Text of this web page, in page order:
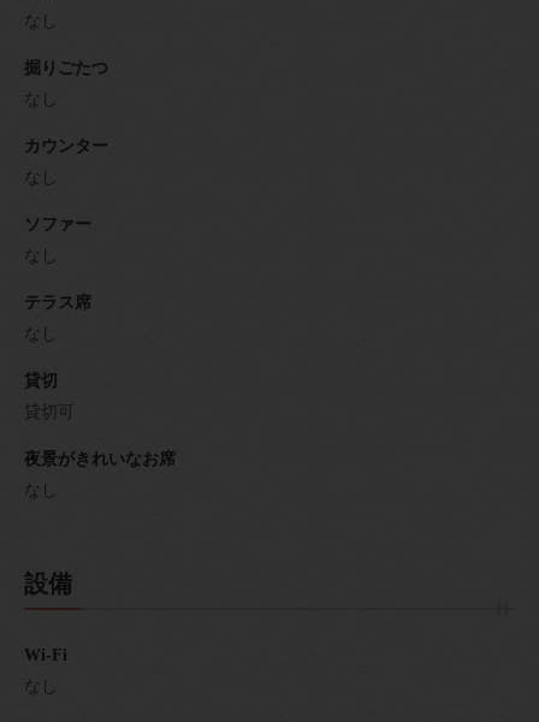
なし
掘りごたつ
なし
カウンター
なし
ソファー
なし
テラス席
なし
貸切
貸切可
夜景がきれいなお席
なし
設備
Wi-Fi
なし